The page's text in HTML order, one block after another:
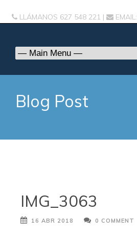
LLÁMANOS 627 548 221 | EMAIL:
Blog Post
IMG_3063
16 ABR 2018 0 COMMENT